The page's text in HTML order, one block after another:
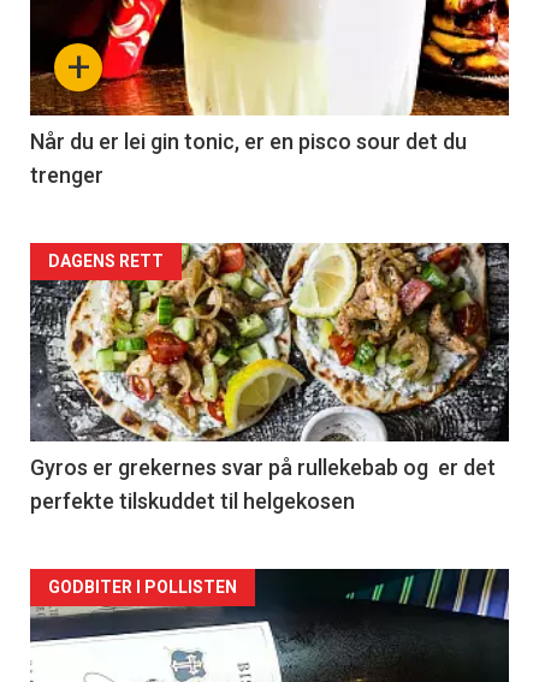
+
Når du er lei gin tonic, er en pisco sour det du
trenger
Forsiden
akkurat
nå
-
2
DAGENS RETT
Gyros er grekernes svar på rullekebab og er det
perfekte tilskuddet til helgekosen
Forsiden
akkurat
GODBITER I POLLISTEN